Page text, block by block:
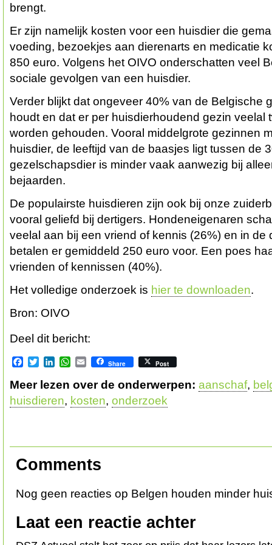
brengt.
Er zijn namelijk kosten voor een huisdier die
voeding, bezoekjes aan dierenarts en medicatie
850 euro. Volgens het OIVO onderschatten veel
sociale gevolgen van een huisdier.
Verder blijkt dat ongeveer 40% van de Belgische
houdt en dat er per huisdierhoudend gezin veelal
worden gehouden. Vooral middelgrote gezinnen
huisdier, de leeftijd van de baasjes ligt tussen de
gezelschapsdier is minder vaak aanwezig bij
bejaarden.
De populairste huisdieren zijn ook bij onze
vooral geliefd bij dertigers. Hondeneigenaren
veelal aan bij een vriend of kennis (26%) en in de
betalen er gemiddeld 250 euro voor. Een poes
vrienden of kennissen (40%).
Het volledige onderzoek is hier te downloaden.
Bron: OIVO
Deel dit bericht:
Facebook
TwitterLinkedInWhatsApp
EmailShare Post
Meer lezen over de onderwerpen: aanschaf,
huisdieren, kosten, onderzoek
Comments
Nog geen reacties op Belgen houden minder
Laat een reactie achter